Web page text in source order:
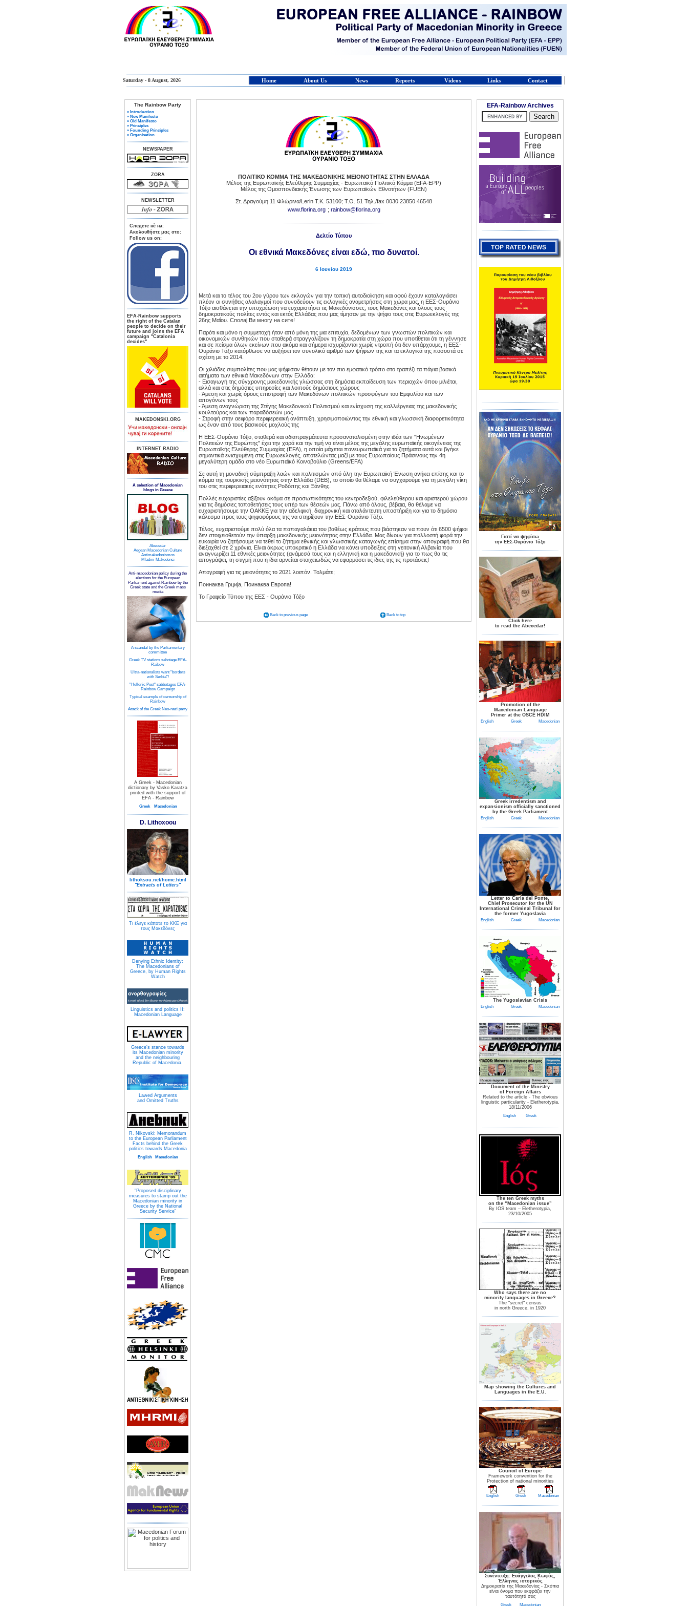
Saturday - 8 August, 2026 Home About Us News Reports Videos Links Contact
The Rainbow Party
» Introduction
» New Manifesto
» Old Manifesto
» Principles
» Founding Principles
» Organisation
NEWSPAPER
ZORA
NEWSLETTER
Следете нè на:
Aκολουθήστε μας στο:
Follow us on:
ΕFA-Rainbow supports
the right of the Catalan
people to decide on their
future and joins the EFA
campaign "Catalonia
decides"
MAKEDONSKI.ORG
INTERNET RADIO
A selection of Macedonian
blogs in Greece
Abecedar
Aegean Macedonian Culture
Antimakedonismos
Mladini-Makedonci
Anti-macedonian policy during the
elections for the European
Parliament against Rainbow by the
Greek state and the Greek mass
media
A scandal by the Parliamentary
committee
Greek TV stations sabotage EFA-
Raibow
Ultra-nationalists want "borders
with Serbia"!
"Hellenic Post" sabbotages EFA-
Rainbow Campaign
Typical example of censorship of
Rainbow
Attack of the Greek Neo-nazi party
A Greek - Macedonian
dictionary by Vasko Karatza
printed with the support of
EFA - Rainbow
Greek Macedonian
D. Lithoxoou
lithoksou.net/home.html
"Extracts of Letters"
Τι έλεγε κάποτε το ΚΚΕ για
τους Μακεδόνες
Denying Ethnic Identity:
The Macedonians of
Greece, by Human Rights
Watch
Linguistics and politics II:
Macedonian Language
Greece's stance towards
its Macedonian minority
and the neighbouring
Republic of Macedonia.
Lawed Arguments
and Omitted Truths
R. Nikovski: Memorandum
to the European Parliament
Facts behind the Greek
politics towards Macedonia
English Macedonian
"Proposed disciplinary
measures to stamp out the
Macedonian minority in
Greece by the National
Security Service"
ΠΟΛΙΤΙΚΟ ΚΟΜΜΑ ΤΗΣ ΜΑΚΕΔΟΝΙΚΗΣ ΜΕΙΟΝΟΤΗΤΑΣ ΣΤΗΝ ΕΛΛΑΔΑ
Μέλος της Ευρωπαϊκής Ελεύθερης Συμμαχίας - Ευρωπαϊκό Πολιτικό Κόμμα (EFA-EPP)
Μέλος της Ομοσπονδιακής Ένωσης των Ευρωπαϊκών Εθνοτήτων (FUEN)
Στ. Δραγούμη 11 Φλώρινα/Lerin Τ.Κ. 53100; Τ.Θ. 51 Τηλ./fax 0030 23850 46548
www.florina.org ; rainbow@florina.org
Δελτίο Τύπου
Οι εθνικά Μακεδόνες είναι εδώ, πιο δυνατοί.
6 Ιουνίου 2019
Μετά και το τέλος του 2ου γύρου των εκλογών για την τοπική αυτοδιοίκηση και αφού έχουν καταλαγιάσει
πλέον οι συνήθεις αλαλαγμοί που συνοδεύουν τις εκλογικές αναμετρήσεις στη χώρα μας, η ΕΕΣ-Ουράνιο
Τόξο αισθάνεται την υποχρέωση να ευχαριστήσει τις Μακεδόνισσες, τους Μακεδόνες και όλους τους
δημοκρατικούς πολίτες εντός και εκτός Ελλάδας που μας τίμησαν με την ψήφο τους στις Ευρωεκλογές της
26ης Μαΐου. Сполај Ви многу на сите!
Παρότι και μόνο η συμμετοχή ήταν από μόνη της μια επιτυχία, δεδομένων των γνωστών πολιτικών και
οικονομικών συνθηκών που σταθερά στραγγαλίζουν τη δημοκρατία στη χώρα που υποτίθεται ότι τη γέννησε
και σε πείσμα όλων εκείνων που ακόμα και σήμερα ισχυρίζονται χωρίς ντροπή ότι δεν υπάρχουμε, η ΕΕΣ-
Ουράνιο Τόξο κατόρθωσε να αυξήσει τον συνολικό αριθμό των ψήφων της και τα εκλογικά της ποσοστά σε
σχέση με το 2014.
Οι χιλιάδες συμπολίτες που μας ψήφισαν θέτουν με τον πιο εμφατικό τρόπο στο τραπέζι τα πάγια βασικά
αιτήματα των εθνικά Μακεδόνων στην Ελλάδα:
- Εισαγωγή της σύγχρονης μακεδονικής γλώσσας στη δημόσια εκπαίδευση των περιοχών όπου μιλιέται,
αλλά και στις δημόσιες υπηρεσίες και λοιπούς δημόσιους χώρους
- Άμεση και χωρίς όρους επιστροφή των Μακεδόνων πολιτικών προσφύγων του Εμφυλίου και των
απογόνων τους
- Άμεση αναγνώριση της Στέγης Μακεδονικού Πολιτισμού και ενίσχυση της καλλιέργειας της μακεδονικής
κουλτούρας και των παραδόσεών μας
- Στροφή στην αειφόρο περιφερειακή ανάπτυξη, χρησιμοποιώντας την εθνική και γλωσσική διαφορετικότητα
ως έναν από τους βασικούς μοχλούς της
Η ΕΕΣ-Ουράνιο Τόξο, σταθερά και αδιαπραγμάτευτα προσανατολισμένη στην ιδέα των "Ηνωμένων
Πολιτειών της Ευρώπης" έχει την χαρά και την τιμή να είναι μέλος της μεγάλης ευρωπαϊκής οικογένειας της
Ευρωπαϊκής Ελεύθερης Συμμαχίας (EFA), η οποία μάχεται πανευρωπαϊκά για τα ζητήματα αυτά και βγήκε
σημαντικά ενισχυμένη στις Ευρωεκλογές, αποτελώντας μαζί με τους Ευρωπαίους Πράσινους την 4η
μεγαλύτερη ομάδα στο νέο Ευρωπαϊκό Κοινοβούλιο (Greens/ΕFA)
Σε αυτή τη μοναδική σύμπραξη λαών και πολιτισμών από όλη την Ευρωπαϊκή Ένωση ανήκει επίσης και το
κόμμα της τουρκικής μειονότητας στην Ελλάδα (DEB), το οποίο θα θέλαμε να συγχαρούμε για τη μεγάλη νίκη
του στις περιφερειακές ενότητες Ροδόπης και Ξάνθης.
Πολλές ευχαριστίες αξίζουν ακόμα σε προσωπικότητες του κεντροδεξιού, φιλελεύθερου και αριστερού χώρου
για τις δημόσιες τοποθετήσεις τους υπέρ των θέσεών μας. Πάνω από όλους, βέβαια, θα θέλαμε να
ευχαριστήσουμε την ΟΑΚΚΕ για την αδελφική, διαχρονική και αταλάντευτη υποστήριξη και για το δημόσιο
κάλεσμα προς τους ψηφοφόρους της να στηρίξουν την ΕΕΣ-Ουράνιο Τόξο.
Τέλος, ευχαριστούμε πολύ όλα τα παπαγαλάκια του βαθέως κράτους που βιάστηκαν να πουν ότι 6500 ψήφοι
δεν στοιχειοθετούν την ύπαρξη μακεδονικής μειονότητας στην Ελλάδα. Μας δίνουν για πολλοστή φορά την
ευκαιρία να ζητήσουμε να τεθεί το ζήτημα εθνικής και γλωσσικής καταγωγής επίσημα στην απογραφή που θα
διεξαχθεί σε 2 χρόνια. Είναι άκρως υποκριτικό η Ελλάδα να κάνει υποδείξεις στη γειτονική Αλβανία που
αναγνωρίζει 11 εθνικές μειονότητες (ανάμεσά τους και η ελληνική και η μακεδονική) για το πως θα τις
απογράψει, τη στιγμή που η ίδια αρνείται στοιχειωδώς να εφαρμόσει τις ίδιες της τις προτάσεις!
Απογραφή για τις μειονότητες το 2021 λοιπόν. Τολμάτε;
Поинаква Грција, Поинаква Европа!
To Γραφείο Τύπου της ΕΕΣ - Ουράνιο Τόξο
Back to previous page Back to top
EFA-Rainbow Archives
Γιατί να ψηφίσω
την ΕΕΣ-Ουράνιο Τόξο
Click here
to read the Abecedar!
Promotion of the
Macedonian Language
Primer at the OSCE HDIM
English Greek Macedonian
Greek irredentism and
expansionism officially sanctioned
by the Greek Parliament
English Greek Macedonian
Letter to Carla del Ponte,
Chief Prosecutor for the UN
International Criminal Tribunal for
the former Yugoslavia
English Greek Macedonian
The Yugoslavian Crisis
English Greek Macedonian
Document of the Ministry
of Foreign Affairs
Related to the article - The obvious
linguistic particularity - Eletherotypia,
18/11/2006
English Greek
The ten Greek myths
on the “Macedonian issue”
By IOS team – Eletherotypia,
23/10/2005
Who says there are no
minority languages in Greece?
The "secret" census
in north Greece, in 1920
Map showing the Cultures and
Languages in the E.U.
Council of Europe
Framework convention for the
Protection of national minorities
English Greek Macedonian
Συνέντευξη: Ευάγγελος Κωφός,
Έλληνας ιστορικός
Δημοκρατία της Μακεδονίας - Σκόπια
είναι όνομα που εκφράζει την
ταυτότητά σας
Greek Macedonian